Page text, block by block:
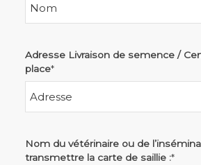
Adresse Livraison de semence /
place*
Nom du vétérinaire ou de
transmettre la carte de saillie :*